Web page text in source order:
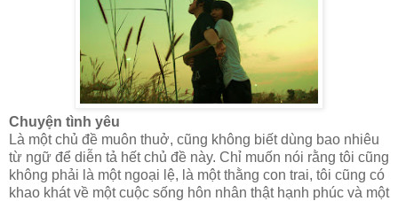
Chuyện tình yêu
Là một chủ đề muôn thuở, cũng không biết dùng bao nhiêu
từ ngữ để diễn tả hết chủ đề này. Chỉ muốn nói rằng tôi cũng
không phải là một ngoại lệ, là một thằng con trai, tôi cũng có
khao khát về một cuộc sống hôn nhân thật hạnh phúc và một